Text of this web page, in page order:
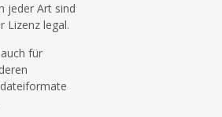
jeder Art sind
Lizenz legal.
für